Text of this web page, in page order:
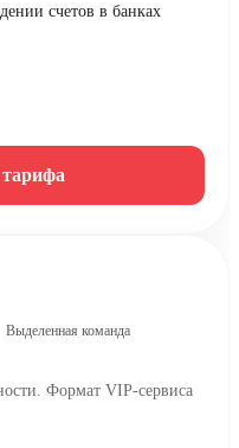
счетов в банках
Выделенная команда
Формат VIP-сервиса